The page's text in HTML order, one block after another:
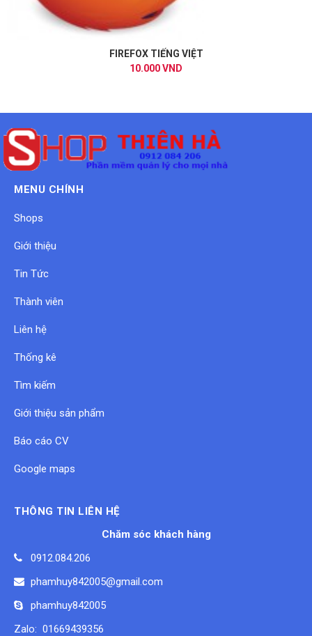
FIREFOX TIẾNG VIỆT
10.000 VND
MENU CHÍNH
Shops
Giới thiệu
Tin Tức
Thành viên
Liên hệ
Thống kê
Tìm kiếm
Giới thiệu sản phẩm
Báo cáo CV
Google maps
THÔNG TIN LIÊN HỆ
Chăm sóc khách hàng
0912.084.206
phamhuy842005@gmail.com
phamhuy842005
Zalo: 01669439356